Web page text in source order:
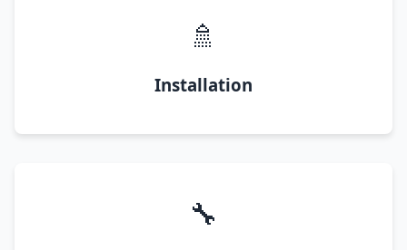
🚿
Installation
🔧